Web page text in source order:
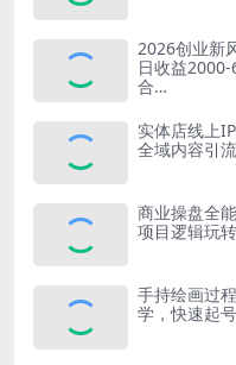
2026创业新
日收益2000-
合…
实体店线上
全域内容引
商业操盘全
项目逻辑玩
手持绘画过
学，快速起